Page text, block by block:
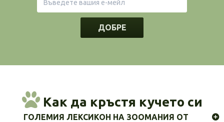
ДОБРЕ
Как да кръстя кучето си
ГОЛЕМИЯ ЛЕКСИКОН НА ЗООМАНИЯ ОТ